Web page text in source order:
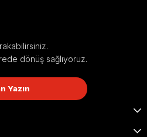
dönüş sağlıyoruz.
Yazın